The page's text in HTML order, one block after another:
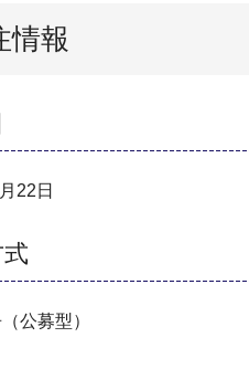
情報
22日
公募型）